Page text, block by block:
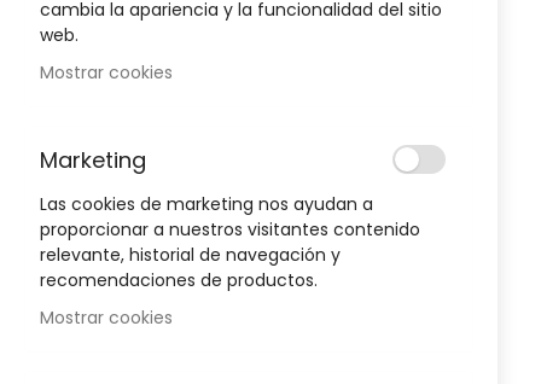
cambia la apariencia y la funcionalidad del sitio
web.
Mostrar cookies
Marketing
Las cookies de marketing nos ayudan a
proporcionar a nuestros visitantes contenido
relevante, historial de navegación y
recomendaciones de productos.
Mostrar cookies